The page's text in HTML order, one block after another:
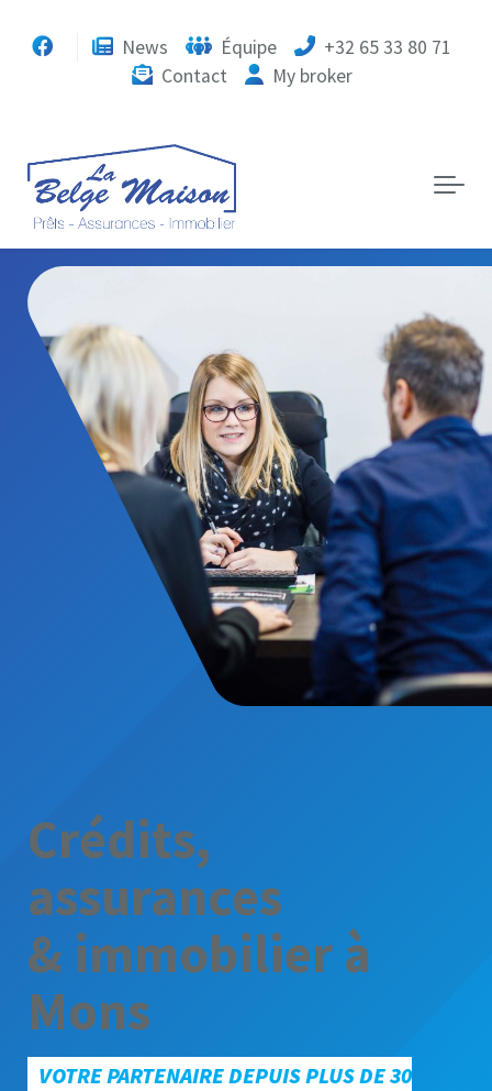
News
Équipe
+32 65 33 80 71
Contact
My broker
Crédits,
assurances
& immobilier à
Mons
VOTRE PARTENAIRE DEPUIS PLUS DE 30